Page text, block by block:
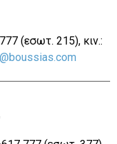
(εσωτ. 215), κιν.: